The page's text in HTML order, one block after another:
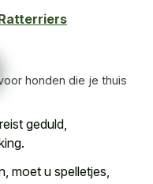
honden die je thuis
geduld,
moet u spelletjes,